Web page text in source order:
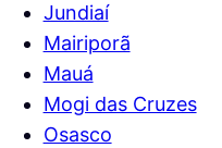
Jundiaí
Mairiporã
Mauá
Mogi das Cruzes
Osasco